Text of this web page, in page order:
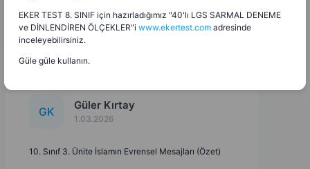
GK Güler Kırtay
1.03.2026
10. Sınıf 3. Ünite İslamın Evrensel Mesajları (Özet)
EKER TEST 8. SINIF için hazırladığımız "40'lı LGS SARMAL DENEME
ve DİNLENDİREN ÖLÇEKLER"i www.ekertest.com adresinde
inceleyebilirsiniz.
Güle güle kullanın.